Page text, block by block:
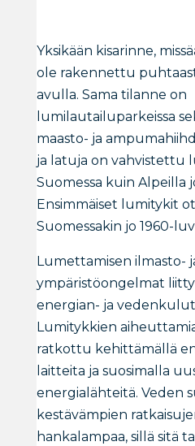
Yksikään kisarinne,
ole rakennettu
avulla. Sama tilanne on
lumilautailuparkeissa
maasto- ja
ja latuja on vahvistettu
Suomessa kuin Alpeilla
Ensimmäiset lumitykit
Suomessakin jo 1960-
Lumettamisen ilmasto-
ympäristöongelmat
energian- ja
Lumitykkien
ratkottu kehittämällä
laitteita ja suosimalla
energialähteitä. Veden
kestävämpien
hankalampaa, sillä sitä